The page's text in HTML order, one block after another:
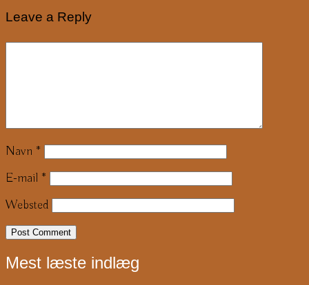
Leave a Reply
Navn *
E-mail *
Websted
Mest læste indlæg